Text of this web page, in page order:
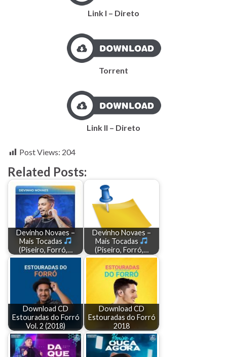
Link I – Direto
Torrent
Link II – Direto
Post Views: 204
Related Posts:
Devinho Novaes –
Mais Tocadas
(Piseiro, Forró,…
Devinho Novaes –
Mais Tocadas
(Piseiro, Forró,…
Download CD
Estouradas do Forró
Vol. 2 (2018)
Download CD
Estouradas do Forró
2018